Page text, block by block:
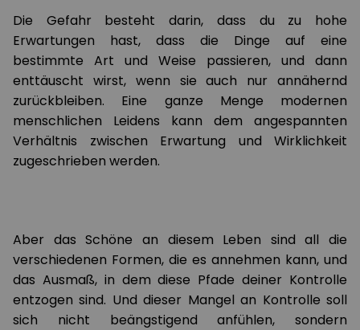
Die Gefahr besteht darin, dass du zu hohe
Erwartungen hast, dass die Dinge auf eine
bestimmte Art und Weise passieren, und dann
enttäuscht wirst, wenn sie auch nur annähernd
zurückbleiben. Eine ganze Menge modernen
menschlichen Leidens kann dem angespannten
Verhältnis zwischen Erwartung und Wirklichkeit
zugeschrieben werden.
Aber das Schöne an diesem Leben sind all die
verschiedenen Formen, die es annehmen kann, und
das Ausmaß, in dem diese Pfade deiner Kontrolle
entzogen sind. Und dieser Mangel an Kontrolle soll
sich nicht beängstigend anfühlen, sondern